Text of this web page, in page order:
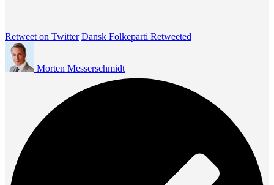
Retweet on Twitter Dansk Folkeparti Retweeted
Morten Messerschmidt